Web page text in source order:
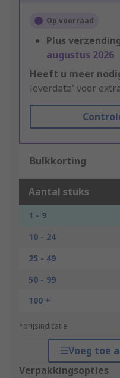
Op voorraad
Plus
augustus 2026
Heeft u meer
leverdata' voor
Bulkkorting
Aantal stuks
1 - 9
10 - 24
25 - 49
50 - 99
100 +
*prijsindicatie
Voeg toe
Verpakkingsopties